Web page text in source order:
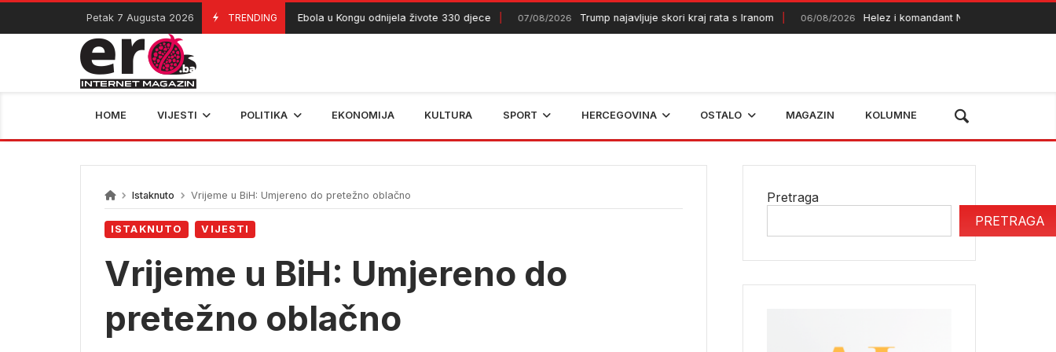
Skip
content
Petak 7 Augusta 2026 TRENDING
07/08/2026 Ebola u Kongu odnijela živote 330 djece 07/08/2026 Trump najavljuje skori kraj rata s Iranom 06/08/2026 Helez i komandant NATO štaba obišli bh.
HOME VIJESTI POLITIKA EKONOMIJA KULTURA SPORT HERCEGOVINA OSTALO MAGAZIN KOLUMNE
Istaknuto Vrijeme u BiH: Umjereno do pretežno oblačno
ISTAKNUTO VIJESTI
Vrijeme u BiH: Umjereno do
pretežno oblačno
Pretraga
PRETRAGA